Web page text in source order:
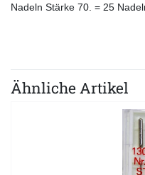
Nadeln Stärke 70. = 25
Ähnliche Artikel